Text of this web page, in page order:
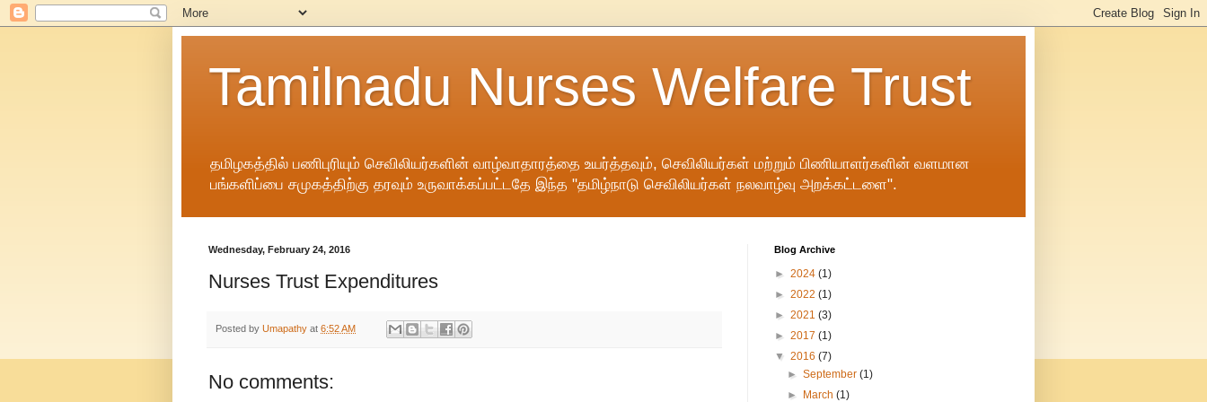
Tamilnadu Nurses Welfare Trust
தமிழகத்தில் பணிபுரியும் செவிலியர்களின் வாழ்வாதாரத்தை உயர்த்தவும், செவிலியர்கள் மற்றும் பிணியாளர்களின் வளமான
பங்களிப்பை சமுகத்திற்கு தரவும் உருவாக்கப்பட்டதே இந்த "தமிழ்நாடு செவிலியர்கள் நலவாழ்வு அறக்கட்டளை".
Wednesday, February 24, 2016
Nurses Trust Expenditures
Posted by Umapathy at 6:52 AM
No comments:
Blog Archive
► 2024 (1)
► 2022 (1)
► 2021 (3)
► 2017 (1)
▼ 2016 (7)
►September(1)
►
March(1)